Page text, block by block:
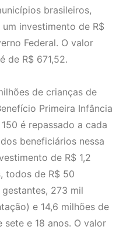
brasileiros,
investimento de R$
Federal. O valor
de R$ 671,52.
de crianças de
Primeira Infância
é repassado a cada
beneficiários nessa
de R$ 1,2
todos de R$ 50
273 mil
e 14,6 milhões de
sete e 18 anos. O valor